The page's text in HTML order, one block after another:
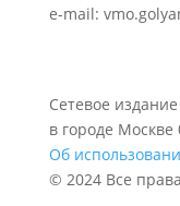
e-mail:
Сетевое
в городе Москве
Об
© 2024 Все